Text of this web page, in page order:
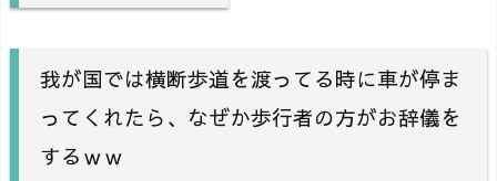
我が国では横断歩道を渡ってる時に車が停ま
ってくれたら、なぜか歩行者の方がお辞儀を
するｗｗ